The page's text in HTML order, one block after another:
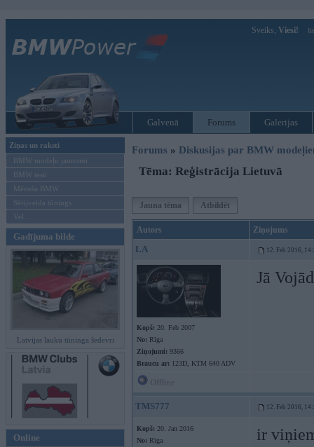
Sveiks, Viesi!
Galvenā Forums Galerijas
Ziņas un raksti
BMW modeļu jaunumi
BMW testi
Mēneša BMW
Sērijveida tūnings
Vel...
Gadījuma bilde
Latvijas lauku tūninga šedevri
Online
Forums » Diskusijas par BMW
Tēma: Reģistrācija Lietuvā
Jauna tēma Atbildēt
Autors Ziņojums
LA 12. Feb 2016,
Kopš: 20. Feb 2007
No: Rīga
Ziņojumi: 9366
Braucu ar: 123D, KTM 640 ADV
Jā
TMS777 12. Feb 2016,
Kopš: 20. Jan 2016
No: Rīga
ir